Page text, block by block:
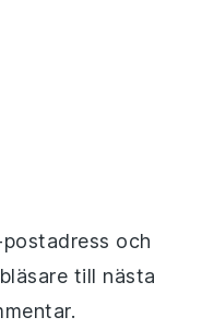
och
till nästa